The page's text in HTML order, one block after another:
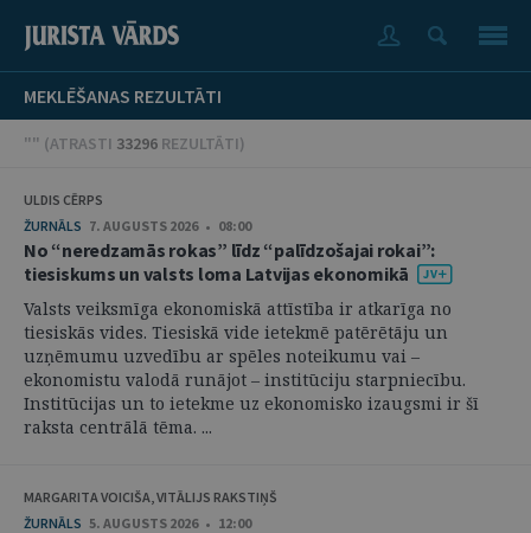
MEKLĒŠANAS REZULTĀTI
"" (ATRASTI 33296 REZULTĀTI)
ULDIS CĒRPS
ŽURNĀLS 7. AUGUSTS 2026 • 08:00
No “neredzamās rokas” līdz “palīdzošajai rokai”:
tiesiskums un valsts loma Latvijas ekonomikā
Valsts veiksmīga ekonomiskā attīstība ir atkarīga no
tiesiskās vides. Tiesiskā vide ietekmē patērētāju un
uzņēmumu uzvedību ar spēles noteikumu vai –
ekonomistu valodā runājot – institūciju starpniecību.
Institūcijas un to ietekme uz ekonomisko izaugsmi ir šī
raksta centrālā tēma. ...
MARGARITA VOICIŠA, VITĀLIJS RAKSTIŅŠ
ŽURNĀLS 5. AUGUSTS 2026 • 12:00